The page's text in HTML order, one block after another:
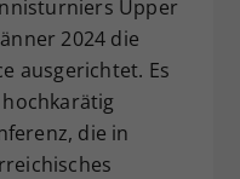
Upper
2024 die
ausgerichtet. Es
die in
Ihre Consent-
anderem eine
ID, für die
Ihrer
falls der
dies eingestellt